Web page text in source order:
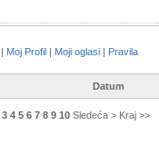
| Moj Profil | Moji oglasi | Pravila
Datum
3 4 5 6 7 8 9 10Sledeća > Kraj >>